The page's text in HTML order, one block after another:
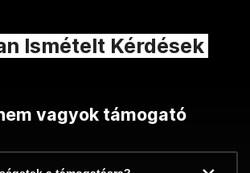
Ismételt Kérdések
vagyok támogató